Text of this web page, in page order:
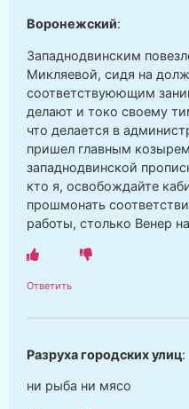
Воронежский:
Западнодвинским
Микляевой, сидя на
соответствуюющим
делают и токо своему
что делается в
пришел главным
западнодвинской
кто я, освобождайте
прошмонать
работы, столько Венер
Ответить
Разруха городских улиц:
ни рыба ни мясо